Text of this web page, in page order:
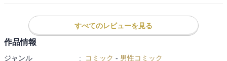
巻末の各校のエピローグも良かった､読んでてほっこりした!
すべてのレビューを見る
作品情報
ジャンル : コミック - 男性コミック